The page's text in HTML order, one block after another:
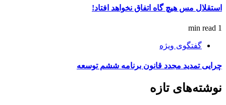
استقلال مس هیچ گاه اتفاق نخواهد افتاد!
1 min read
گفتگوی ویژه
چرایی تمدید مجدد قانون برنامه ششم توسعه
نوشته‌های تازه